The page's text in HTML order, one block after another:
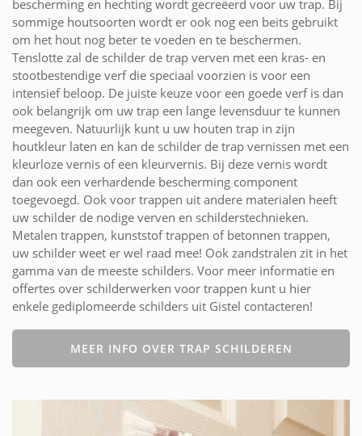
bescherming en hechting wordt gecreëerd voor uw trap. Bij
sommige houtsoorten wordt er ook nog een beits gebruikt
om het hout nog beter te voeden en te beschermen.
Tenslotte zal de schilder de trap verven met een kras- en
stootbestendige verf die speciaal voorzien is voor een
intensief beloop. De juiste keuze voor een goede verf is dan
ook belangrijk om uw trap een lange levensduur te kunnen
meegeven. Natuurlijk kunt u uw houten trap in zijn
houtkleur laten en kan de schilder de trap vernissen met een
kleurloze vernis of een kleurvernis. Bij deze vernis wordt
dan ook een verhardende bescherming component
toegevoegd. Ook voor trappen uit andere materialen heeft
uw schilder de nodige verven en schilderstechnieken.
Metalen trappen, kunststof trappen of betonnen trappen,
uw schilder weet er wel raad mee! Ook zandstralen zit in het
gamma van de meeste schilders. Voor meer informatie en
offertes over schilderwerken voor trappen kunt u hier
enkele gediplomeerde schilders uit Gistel contacteren!
MEER INFO OVER TRAP SCHILDEREN